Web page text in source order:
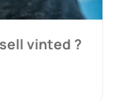
vinted ?